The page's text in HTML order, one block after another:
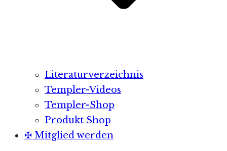
Literaturverzeichnis
Templer-Videos
Templer-Shop
Produkt Shop
✠ Mitglied werden